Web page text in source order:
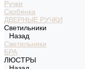
Ручки
Скобянка
ДВЕРНЫЕ РУЧКИ
Светильники
Назад
Светильники
БРА
ЛЮСТРЫ